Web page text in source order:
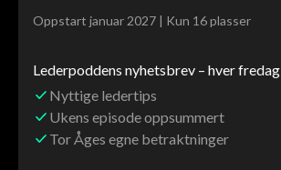
Lederpoddens nyhetsbrev – hver fredag
Nyttige ledertips
Ukens episode oppsummert
Tor Åges egne betraktninger
Oppstart januar 2027 | Kun 16 plasser